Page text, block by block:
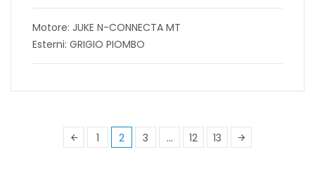
Motore: JUKE N-CONNECTA MT
Esterni: GRIGIO PIOMBO
1 2 3 … 12 13